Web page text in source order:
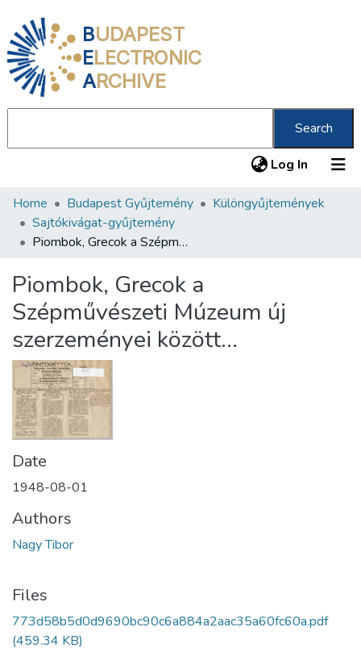
BUDAPEST
ELECTRONIC
ARCHIVE
Search
Log In (current)
Communities & Collections
All of DSpace
About us
Home Budapest Gyűjtemény
Különgyűjtemények
Sajtókivágat-gyűjtemény
Piombok, Grecok a Szépművészeti Múzeum új szerzeményei között…
Piombok, Grecok a
Szépművészeti Múzeum új
szerzeményei között…
Date
1948-08-01
Authors
Nagy Tibor
Files
773d58b5d0d9690bc90c6a884a2aac35a60fc60a.pdf
(459.34 KB)